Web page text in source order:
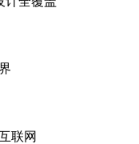
联网